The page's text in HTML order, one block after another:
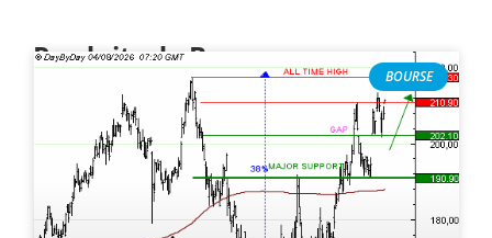
Produits de Bourse
BOURSE